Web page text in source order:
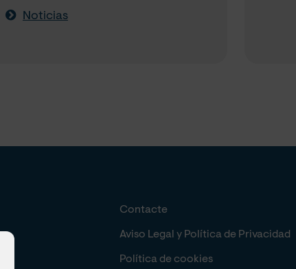
Noticias
Contacte
Aviso Legal y Política de Privacidad
Política de cookies